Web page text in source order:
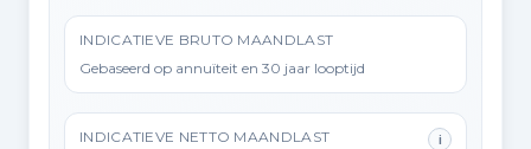
INDICATIEVE BRUTO MAANDLAST
Gebaseerd op annuïteit en 30 jaar looptijd
INDICATIEVE NETTO MAANDLAST i